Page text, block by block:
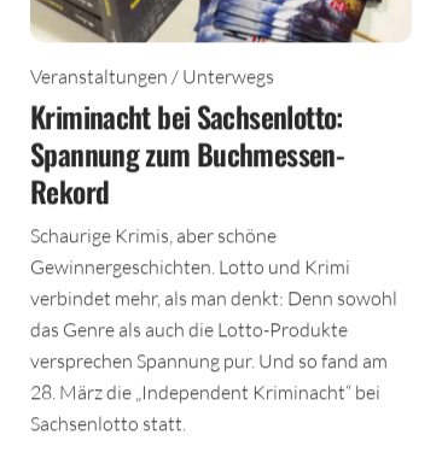
Veranstaltungen / Unterwegs
Kriminacht bei Sachsenlotto:
Spannung zum Buchmessen-
Rekord
Schaurige Krimis, aber schöne
Gewinnergeschichten. Lotto und Krimi
verbindet mehr, als man denkt: Denn sowohl
das Genre als auch die Lotto-Produkte
versprechen Spannung pur. Und so fand am
28. März die „Independent Kriminacht“ bei
Sachsenlotto statt.